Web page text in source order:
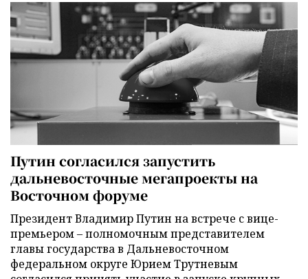
Путин согласился запустить
дальневосточные мегапроекты на
Восточном форуме
Президент Владимир Путин на встрече с вице-
премьером – полномочным представителем
главы государства в Дальневосточном
федеральном округе Юрием Трутневым